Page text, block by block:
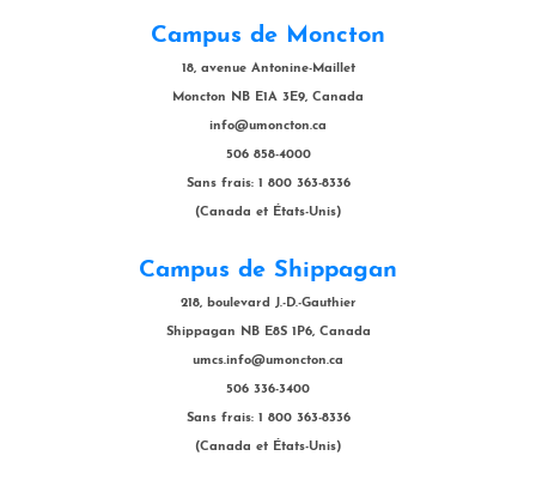
Campus de Moncton
18, avenue Antonine-Maillet
Moncton NB E1A 3E9, Canada
info@umoncton.ca
506 858-4000
Sans frais: 1 800 363-8336
(Canada et États-Unis)
Campus de Shippagan
218, boulevard J.-D.-Gauthier
Shippagan NB E8S 1P6, Canada
umcs.info@umoncton.ca
506 336-3400
Sans frais: 1 800 363-8336
(Canada et États-Unis)